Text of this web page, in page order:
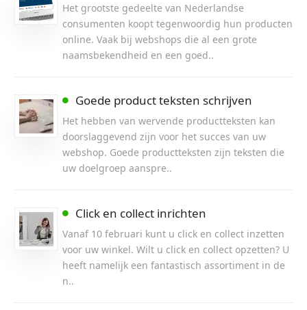
Het grootste gedeelte van Nederlandse
consumenten koopt tegenwoordig hun producten
online. Vaak bij webshops die al een grote
naamsbekendheid en een goed..
Goede product teksten schrijven
Het hebben van wervende productteksten kan
doorslaggevend zijn voor het succes van uw
webshop. Goede productteksten zijn teksten die
uw doelgroep aanspre..
Click en collect inrichten
Vanaf 10 februari kunt u click en collect inzetten
voor uw winkel. Wilt u click en collect opzetten? U
heeft namelijk een fantastisch assortiment in de
n..